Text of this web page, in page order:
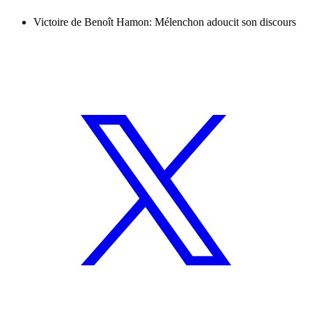
Victoire de Benoît Hamon: Mélenchon adoucit son discours